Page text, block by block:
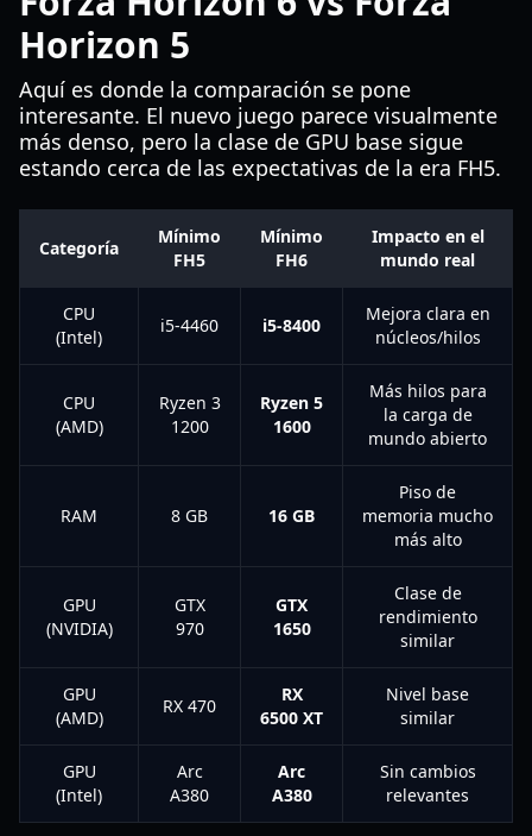
Horizon 5
Aquí es donde la comparación se pone
interesante. El nuevo juego parece visualmente
más denso, pero la clase de GPU base sigue
estando cerca de las expectativas de la era FH5.
Categoría
Mínimo
FH5
Mínimo
FH6
Impacto en el
mundo real
CPU
(Intel)
i5-4460 i5-8400
Mejora clara en
núcleos/hilos
CPU
(AMD)
Ryzen 3
1200
Ryzen 5
1600
Más hilos para
la carga de
mundo abierto
RAM 8 GB 16 GB
Piso de
memoria mucho
más alto
GPU
(NVIDIA)
GTX
970
GTX
1650
Clase de
rendimiento
similar
GPU
(AMD)
RX 470
RX
6500 XT
Nivel base
similar
GPU
(Intel)
Arc
A380
Arc
A380
Sin cambios
relevantes